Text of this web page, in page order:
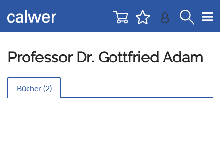
zur
Navigation
zum
Inhalt
Professor Dr. Gottfried Adam
Bücher (2)